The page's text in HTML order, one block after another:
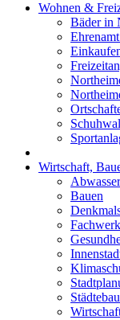
Wohnen &
Bäder in
Wirtschaft,
Bauen